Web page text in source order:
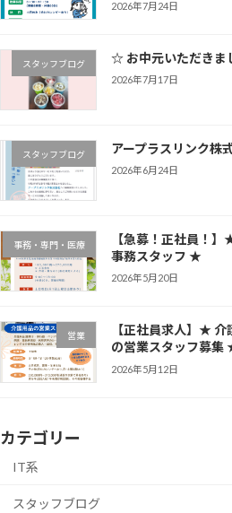
2026年7月24日
スタッフブログ ☆ お中元いただき
2026年7月17日
スタッフブログ アープラスリンク株
2026年6月24日
事務・専門・医療
【急募！正社員！】
事務スタッフ ★
2026年5月20日
営業
【正社員求人】★ 介
の営業スタッフ募集
2026年5月12日
カテゴリー
IT系
スタッフブログ